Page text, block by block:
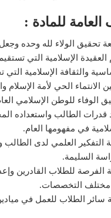
العامة للمادة :
تحقيق الولاء لله وحده
الإسلامية التي
والثقافة الإسلامية
الانتماء الحي لأمة الإسلام
الوفاء للوطن الإسلامي
قدرات الطالب واستعداده
في مفهومها العام.
التفكير العلمي لدى
السليمة.
الفرصة للطلاب القادرين
التخصصات.
سائر الطلاب للعمل في